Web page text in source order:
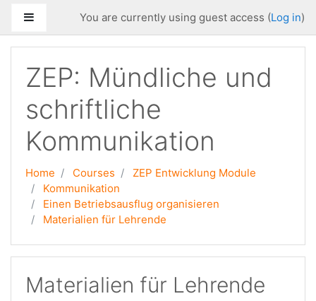
Side panelYou are currently using guest access (Log in)
ZEP: Mündliche und
schriftliche
Kommunikation
Home Courses
ZEP Entwicklung Module
Kommunikation
Einen Betriebsausflug organisieren
Materialien für Lehrende
Materialien für Lehrende